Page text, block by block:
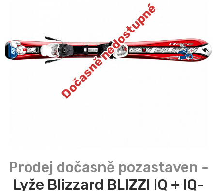
Dočasně nedostupné
Lyže Blizzard BLIZZI IQ + IQ-